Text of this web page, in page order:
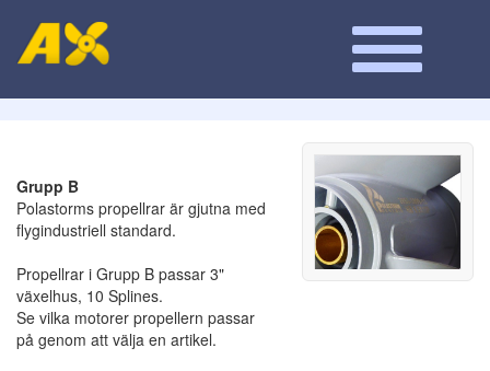
Grupp B
Polastorms propellrar är gjutna med
flygindustriell standard.
Propellrar i Grupp B passar 3"
växelhus, 10 Splines.
Se vilka motorer propellern passar
på genom att välja en artikel.